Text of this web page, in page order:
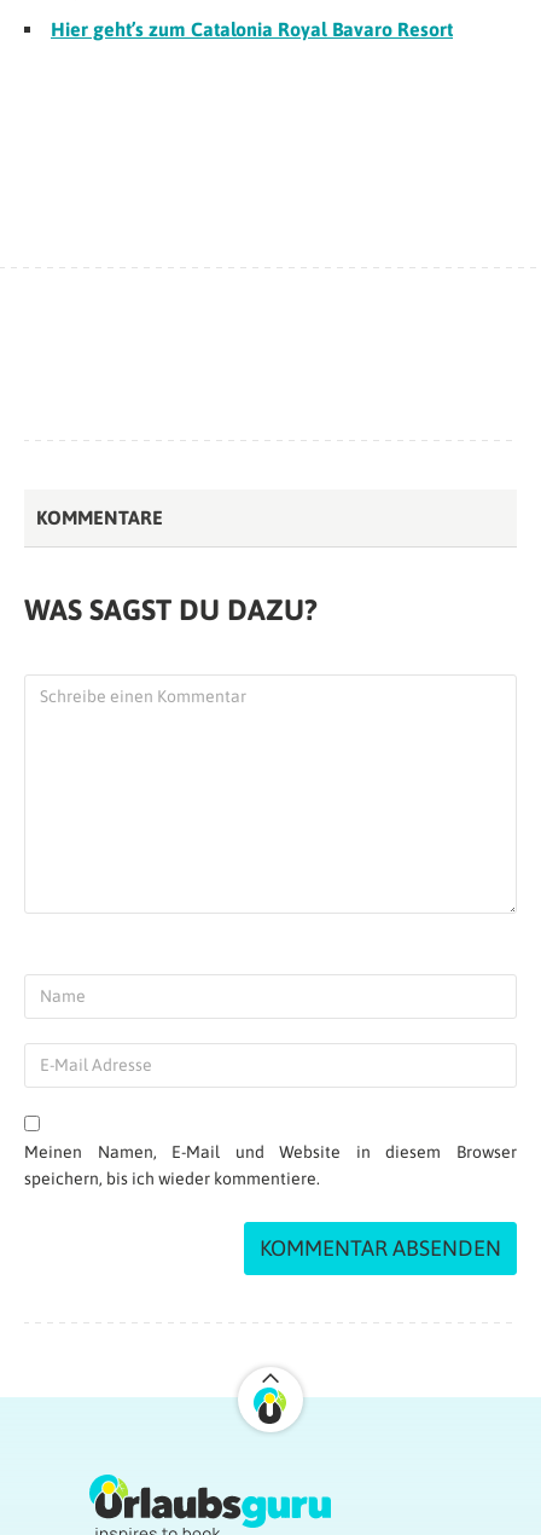
Hier geht’s zum Catalonia Royal Bavaro Resort
KOMMENTARE
WAS SAGST DU DAZU?
Meinen Namen, E-Mail und Website in diesem Browser
speichern, bis ich wieder kommentiere.